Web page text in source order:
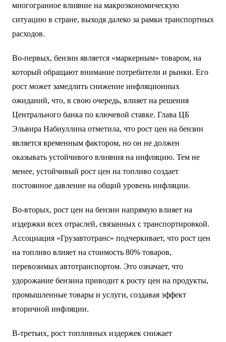
многогранное влияние на макроэкономическую
ситуацию в стране, выходя далеко за рамки транспортных
расходов.
Во-первых, бензин является «маркерным» товаром, на
который обращают внимание потребители и рынки. Его
рост может замедлить снижение инфляционных
ожиданий, что, в свою очередь, влияет на решения
Центрального банка по ключевой ставке. Глава ЦБ
Эльвира Набиуллина отметила, что рост цен на бензин
является временным фактором, но он не должен
оказывать устойчивого влияния на инфляцию. Тем не
менее, устойчивый рост цен на топливо создает
постоянное давление на общий уровень инфляции.
Во-вторых, рост цен на бензин напрямую влияет на
издержки всех отраслей, связанных с транспортировкой.
Ассоциация «Грузавтотранс» подчеркивает, что рост цен
на топливо влияет на стоимость 80% товаров,
перевозимых автотранспортом. Это означает, что
удорожание бензина приводит к росту цен на продукты,
промышленные товары и услуги, создавая эффект
вторичной инфляции.
В-третьих, рост топливных издержек снижает